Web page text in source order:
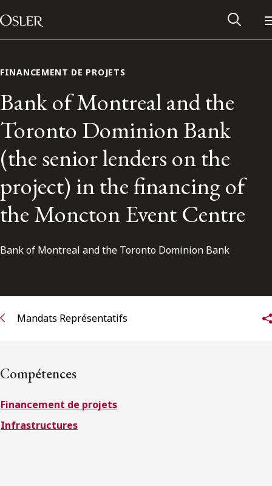
Passer au contenu
Main Navigation
Contactez-nous
S’abonner aux articles Osler
FINANCEMENT DE PROJETS
Bank of Montreal and the
Toronto Dominion Bank
(the senior lenders on the
project) in the financing of
the Moncton Event Centre
Bank of Montreal and the Toronto Dominion Bank
Mandats Représentatifs
Compétences
Financement de projets
Infrastructures